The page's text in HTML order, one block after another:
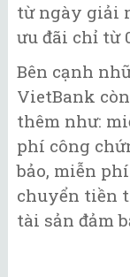
từ ngày giải
ưu đãi chỉ từ
Bên cạnh
VietBank
thêm như:
phí công
bảo, miễn
chuyển tiền
tài sản đảm